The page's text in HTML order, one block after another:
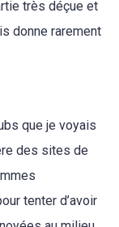
très déçue et
donne rarement
que je voyais
des sites de
tenter d’avoir